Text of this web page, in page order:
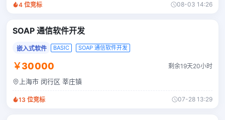
4 位竞标 08-03 14:26
SOAP 通信软件开发
嵌入式软件 BASIC SOAP 通信软件开发
￥30000 剩余19天20小时
上海市 闵行区 莘庄镇
13 位竞标 07-28 13:29